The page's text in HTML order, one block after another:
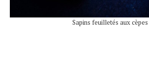
Sapins feuilletés aux cèpes